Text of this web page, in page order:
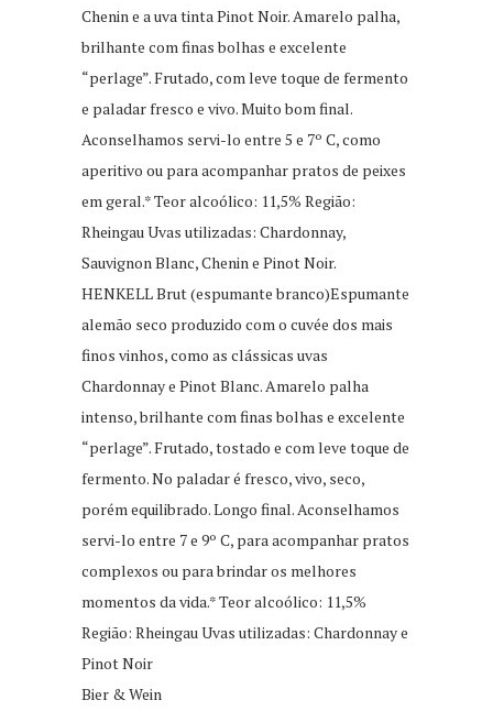
Chenin e a uva tinta Pinot Noir. Amarelo palha,
brilhante com finas bolhas e excelente
“perlage”. Frutado, com leve toque de fermento
e paladar fresco e vivo. Muito bom final.
Aconselhamos servi-lo entre 5 e 7º C, como
aperitivo ou para acompanhar pratos de peixes
em geral.* Teor alcoólico: 11,5% Região:
Rheingau Uvas utilizadas: Chardonnay,
Sauvignon Blanc, Chenin e Pinot Noir.
HENKELL Brut (espumante branco)Espumante
alemão seco produzido com o cuvée dos mais
finos vinhos, como as clássicas uvas
Chardonnay e Pinot Blanc. Amarelo palha
intenso, brilhante com finas bolhas e excelente
“perlage”. Frutado, tostado e com leve toque de
fermento. No paladar é fresco, vivo, seco,
porém equilibrado. Longo final. Aconselhamos
servi-lo entre 7 e 9º C, para acompanhar pratos
complexos ou para brindar os melhores
momentos da vida.* Teor alcoólico: 11,5%
Região: Rheingau Uvas utilizadas: Chardonnay e
Pinot Noir
Bier & Wein